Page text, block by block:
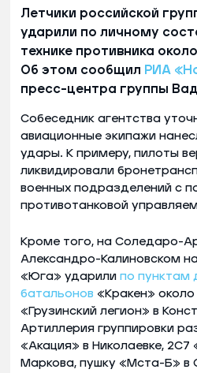
Летчики российской
ударили по личному
технике противника
Об этом сообщил РИА
пресс-центра группы
Собеседник агентства
авиационные экипажи
удары. К примеру, пилоты
ликвидировали
военных подразделений с
противотанковой
Кроме того, на Соледаро-
Александро-Калиновском
«Юга» ударили по пунктам
батальонов «Кракен» около
«Грузинский легион» в
Артиллерия группировки
«Акация» в Николаевке, 2С7
Маркова, пушку «Мста-Б» в